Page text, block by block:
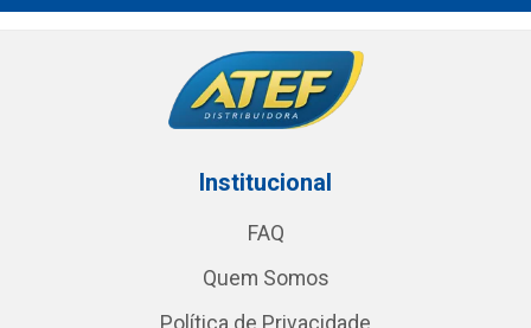
Institucional
FAQ
Quem Somos
Política de Privacidade